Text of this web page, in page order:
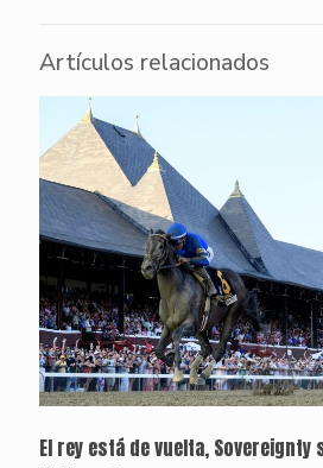
Artículos relacionados
El rey está de vuelta, Sovereignty